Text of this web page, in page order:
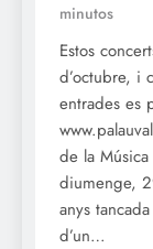
minutos
Estos
d’octubre, i
entrades es
de la
diumenge,
anys
d’un…